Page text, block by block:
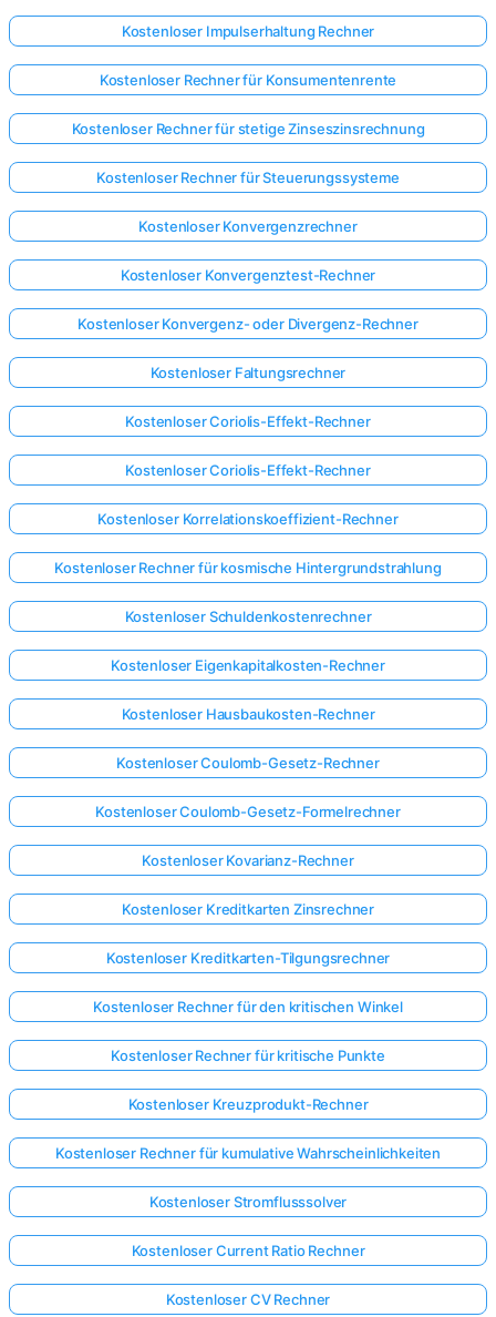
Kostenloser Impulserhaltung Rechner
Kostenloser Rechner für Konsumentenrente
Kostenloser Rechner für stetige Zinseszinsrechnung
Kostenloser Rechner für Steuerungssysteme
Kostenloser Konvergenzrechner
Kostenloser Konvergenztest-Rechner
Kostenloser Konvergenz- oder Divergenz-Rechner
Kostenloser Faltungsrechner
Kostenloser Coriolis-Effekt-Rechner
Kostenloser Coriolis-Effekt-Rechner
Kostenloser Korrelationskoeffizient-Rechner
Kostenloser Rechner für kosmische Hintergrundstrahlung
Kostenloser Schuldenkostenrechner
Kostenloser Eigenkapitalkosten-Rechner
Kostenloser Hausbaukosten-Rechner
Kostenloser Coulomb-Gesetz-Rechner
Kostenloser Coulomb-Gesetz-Formelrechner
Kostenloser Kovarianz-Rechner
Kostenloser Kreditkarten Zinsrechner
Kostenloser Kreditkarten-Tilgungsrechner
Kostenloser Rechner für den kritischen Winkel
Kostenloser Rechner für kritische Punkte
Kostenloser Kreuzprodukt-Rechner
Kostenloser Rechner für kumulative Wahrscheinlichkeiten
Kostenloser Stromflusssolver
Kostenloser Current Ratio Rechner
Kostenloser CV Rechner